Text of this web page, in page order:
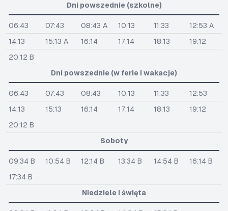
Dni powszednie (szkolne)
06:43 07:43 08:43 A 10:13 11:33
12:53 A
14:13
15:13 A 16:14 17:14 18:13
19:12
20:12 B
Dni powszednie (w ferie i wakacje)
06:43 07:43 08:43 10:13 11:33
12:53
14:13
15:13 16:14 17:14 18:13
19:12
20:12 B
Soboty
09:34 B 10:54 B 12:14 B 13:34 B 14:54 B
16:14 B
17:34 B
Niedziele i święta